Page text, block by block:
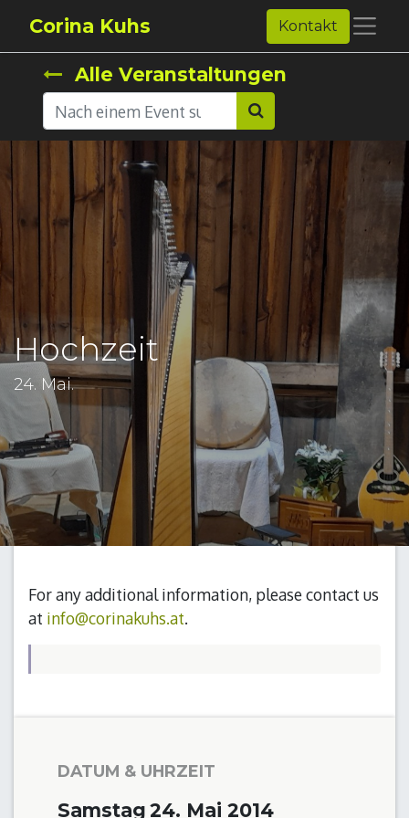
Corina Kuhs Kontakt
Alle Veranstaltungen
Hochzeit
24. Mai.
For any additional information, please contact us
at info@corinakuhs.at.
DATUM & UHRZEIT
Samstag 24. Mai 2014